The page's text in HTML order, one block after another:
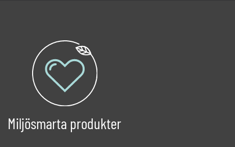
Miljösmarta produkter